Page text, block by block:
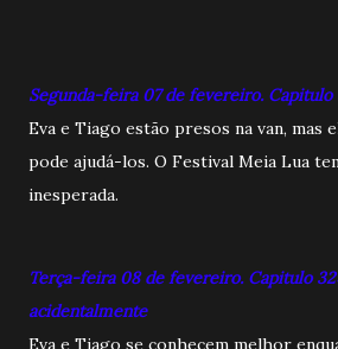
Segunda-feira 07 de fevereiro. Capitulo
Eva e Tiago estão presos na van, mas
pode ajudá-los. O Festival Meia Lua
inesperada.
Terça-feira 08 de fevereiro. Capitulo
acidentalmente
Eva e Tiago se conhecem melhor